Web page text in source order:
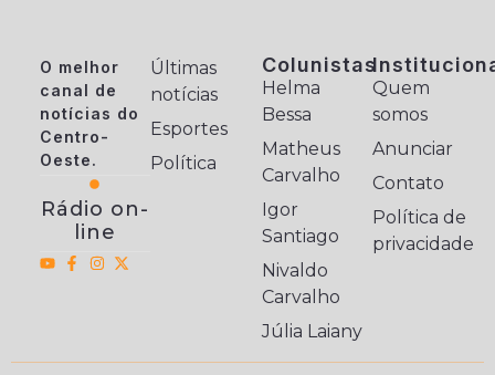
O melhor
canal de
notícias do
Centro-
Oeste.
Rádio on-
line
Últimas
notícias
Esportes
Política
Colunistas
Helma
Bessa
Matheus
Carvalho
Igor
Santiago
Nivaldo
Carvalho
Júlia Laiany
Quem
somos
Anunciar
Contato
Política de
privacidade